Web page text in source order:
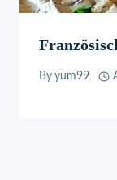
By yum99